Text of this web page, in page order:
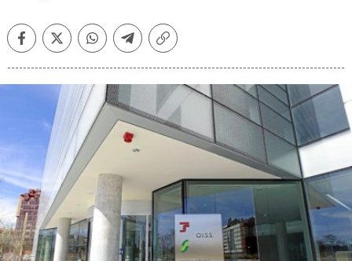
FacebookTwitterWhatsappTelegramCopiar